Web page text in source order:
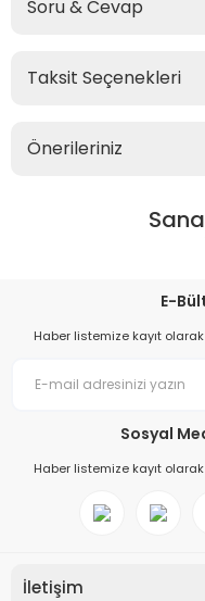
Soru & Cevap
Taksit Seçenekleri
Önerileriniz
E-
Haber listemize kayıt
Sosyal
Haber listemize kayıt
İletişim